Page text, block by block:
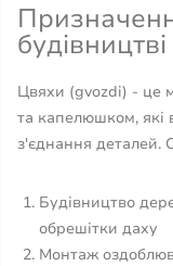
будівництві
Цвяхи (gvozdi) - це
та капелюшком, які
з'єднання деталей.
Будівництво
обрешітки даху
Монтаж